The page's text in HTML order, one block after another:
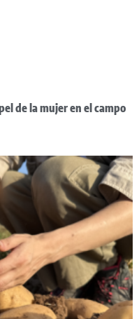
de la mujer en el campo